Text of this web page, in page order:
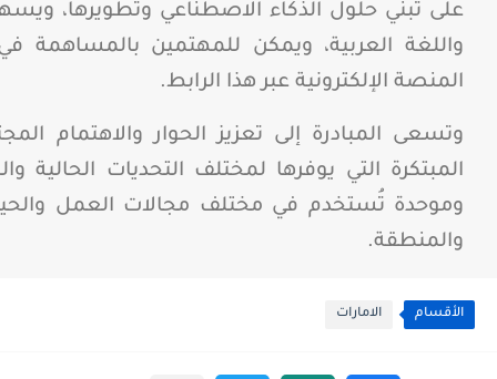
على تبني حلول الذكاء الاصطناعي وتطويرها،
واللغة العربية، ويمكن للمهتمين بالمساهمة
المنصة الإلكترونية عبر هذا الرابط.
وتسعى المبادرة إلى تعزيز الحوار والاهتمام
المبتكرة التي يوفرها لمختلف التحديات
وموحدة تُستخدم في مختلف مجالات العمل
والمنطقة.
الأقسام الامارات